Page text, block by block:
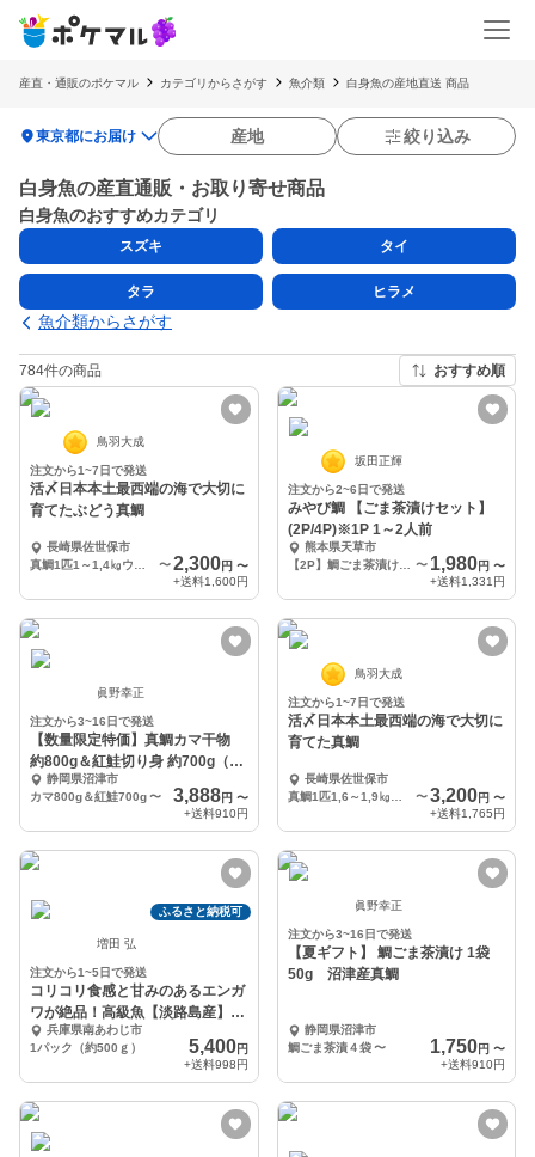
産直・通販のポケマル カテゴリからさがす 魚介類 白身魚の産地直送 商品
location_on東京都にお届け 産地 絞り込み
白身魚の産直通販・お取り寄せ商品
白身魚のおすすめカテゴリ
スズキ タイ
タラ ヒラメ
魚介類からさがす
784件の商品 おすすめ順
鳥羽大成
注文から1~7日で発送
活〆日本本土最西端の海で大切に
育てたぶどう真鯛
長崎県佐世保市
〜 2,300円 〜
+送料1,600円
坂田正輝
注文から2~6日で発送
みやび鯛 【ごま茶漬けセット】
(2P/4P)※1P 1～2人前
熊本県天草市
【2P】鯛ごま茶漬け2Pセット
〜 1,980円 〜
+送料1,331円
眞野幸正
注文から3~16日で発送
【数量限定特価】真鯛カマ干物
約800g＆紅鮭切り身 約700g（有
塩）静岡県沼津市
カマ800g＆紅鮭700g〜 3,888円 〜
+送料910円
鳥羽大成
注文から1~7日で発送
活〆日本本土最西端の海で大切に
育てた真鯛
長崎県佐世保市
〜3,200円 〜
+送料1,765円
ふるさと納税可
増田 弘
注文から1~5日で発送
コリコリ食感と甘みのあるエンガ
ワが絶品！高級魚【淡路島産】
養殖鮃 皮無フィレ
兵庫県南あわじ市
1パック（約500ｇ）
5,400円
+送料998円
眞野幸正
注文から3~16日で発送
【夏ギフト】 鯛ごま茶漬け 1袋
50g 沼津産真鯛
静岡県沼津市
鯛ごま茶漬４袋 〜 1,750円 〜
+送料910円